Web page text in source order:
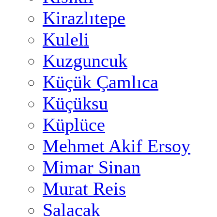
Kirazlıtepe
Kuleli
Kuzguncuk
Küçük Çamlıca
Küçüksu
Küplüce
Mehmet Akif Ersoy
Mimar Sinan
Murat Reis
Salacak